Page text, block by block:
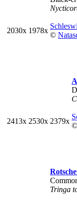
2030x 1978x
©
2413x 2530x 2379x
©
Tringa